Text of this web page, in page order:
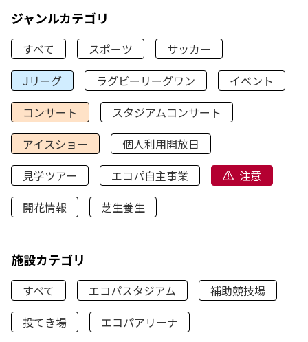
ジャンルカテゴリ
すべて スポーツ
サッカー
Jリーグ
ラグビーリーグワン
イベント
コンサート
スタジアムコンサート
アイスショー
個人利用開放日
見学ツアー
エコパ自主事業
注意
開花情報
芝生養生
施設カテゴリ
すべて エコパスタジアム
補助競技場
投てき場
エコパアリーナ